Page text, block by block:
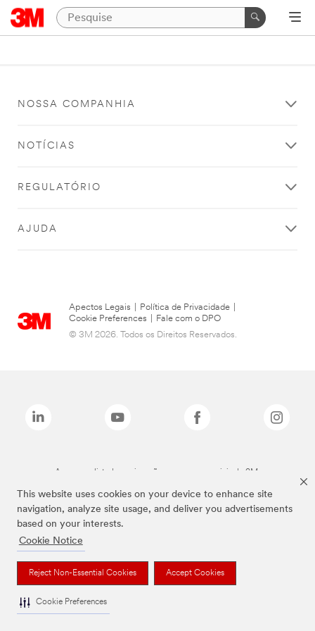
This website uses cookies on your device to enhance site
navigation, analyze site usage, and deliver you advertisements
based on your interests.
Cookie Notice
Reject Non-Essential Cookies Accept Cookies
Cookie Preferences
NOSSA COMPANHIA
NOTÍCIAS
REGULATÓRIO
AJUDA
Apectos Legais Política de Privacidade
Cookie Preferences
Fale com o DPO
© 3M 2026. Todos os Direitos Reservados.
As marcas listadas a cima são marcas comerciais da 3M.